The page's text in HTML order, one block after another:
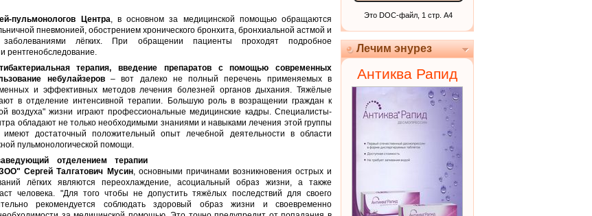
пульмонологов Центра, в основном за медицинской помощью обращаются
пневмонией, обострением хронического бронхита, бронхиальной астмой и
заболеваниями лёгких. При обращении пациенты проходят подробное
рентгенобследование.
терапия, введение препаратов с помощью современных
небулайзеров– вот далеко не полный перечень применяемых в
и эффективных методов лечения болезней органов дыхания. Тяжёлые
в отделение интенсивной терапии. Большую роль в возращении граждан к
воздуха" жизни играют профессиональные медицинские кадры. Специалисты-
обладают не только необходимыми знаниями и навыками лечения этой группы
достаточный положительный опыт лечебной деятельности в области
пульмонологической помощи.
отделением терапии
Сергей Талгатович Мусин, основными причинами возникновения острых и
лёгких являются переохлаждение, асоциальный образ жизни, а также
человека. "Для того чтобы не допустить тяжёлых последствий для своего
рекомендуется соблюдать здоровый образ жизни и своевременно
Это DOC-файл, 1 стр. А4
Лечим энурез
Антиква Рапид